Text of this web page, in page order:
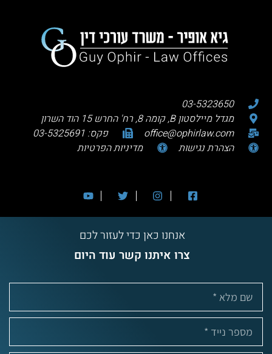
03-5323650
מגדל מיילסטון B, קומה 8, רח' החרש 15 הוד השרון
office@ophirlaw.com
פקס: 03-5325691
הצהרת נגישות
מדיניות הפרטיות
אנחנו כאן כדי לעזור לכם
צרו איתנו קשר עוד היום